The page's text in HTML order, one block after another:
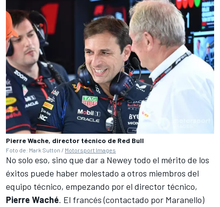
Pierre Wache, director técnico de Red Bull
Foto de: Mark Sutton / Motorsport Images
No solo eso, sino que dar a Newey todo el mérito de los
éxitos puede haber molestado a otros miembros del
equipo técnico, empezando por el director técnico,
Pierre Waché. El francés (contactado por Maranello)